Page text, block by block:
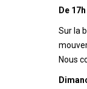
De
Sur la
Nous